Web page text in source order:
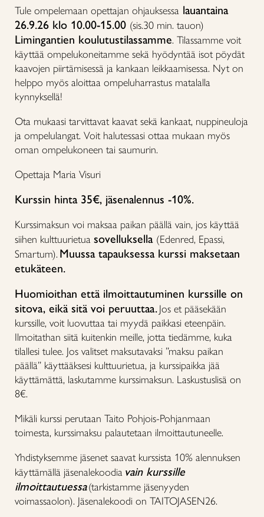
Tule ompelemaan opettajan ohjauksessa lauantaina
26.9.26 klo 10.00-15.00 (sis.30 min. tauon)
Limingantien koulutustilassamme. Tilassamme voit
käyttää ompelukoneitamme sekä hyödyntää isot pöydät
kaavojen piirtämisessä ja kankaan leikkaamisessa. Nyt on
helppo myös aloittaa ompeluharrastus matalalla
kynnyksellä!
Ota mukaasi tarvittavat kaavat sekä kankaat, nuppineuloja
ja ompelulangat. Voit halutessasi ottaa mukaan myös
oman ompelukoneen tai saumurin.
Opettaja Maria Visuri
Kurssin hinta 35€, jäsenalennus -10%.
Kurssimaksun voi maksaa paikan päällä vain, jos käyttää
siihen kulttuurietua sovelluksella (Edenred, Epassi,
Smartum). Muussa tapauksessa kurssi maksetaan
etukäteen.
Huomioithan että ilmoittautuminen kurssille on
sitova, eikä sitä voi peruuttaa.Jos et pääsekään
kurssille, voit luovuttaa tai myydä paikkasi eteenpäin.
Ilmoitathan siitä kuitenkin meille, jotta tiedämme, kuka
tilallesi tulee. Jos valitset maksutavaksi ”maksu paikan
päällä” käyttääksesi kulttuurietua, ja kurssipaikka jää
käyttämättä, laskutamme kurssimaksun. Laskustuslisä on
8€.
Mikäli kurssi perutaan Taito Pohjois-Pohjanmaan
toimesta, kurssimaksu palautetaan ilmoittautuneelle.
Yhdistyksemme jäsenet saavat kurssista 10% alennuksen
käyttämällä jäsenalekoodia vain kurssille
ilmoittautuessa(tarkistamme jäsenyyden
voimassaolon). Jäsenalekoodi on TAITOJASEN26.